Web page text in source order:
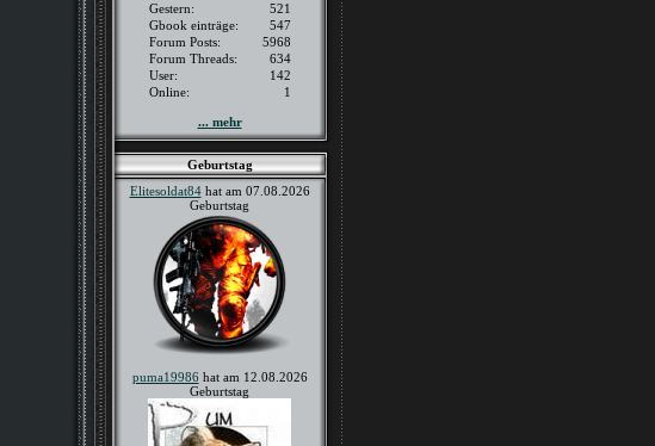
Gestern:
521
Gbook einträge:
547
Forum Posts:
5968
Forum Threads:
634
User:
142
Online:
1
... mehr
Geburtstag
Elitesoldat84hat am 07.08.2026
Geburtstag
puma19986hat am 12.08.2026
Geburtstag